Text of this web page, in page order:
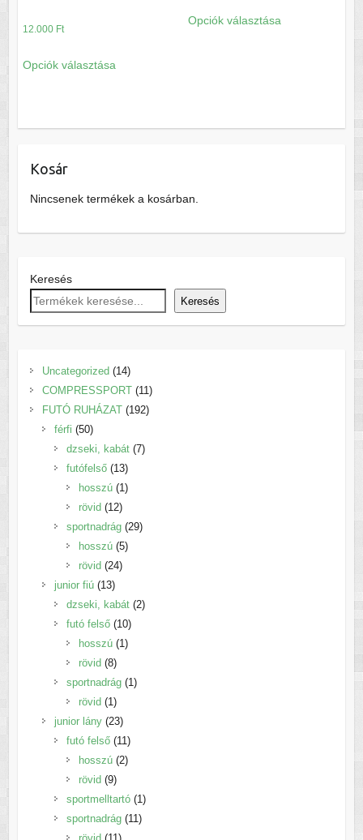
12.000 Ft
Opciók választása
a
variációja
Opciók választása
a
A
Kosár
Nincsenek termékek a kosárban.
Keresés
Keresés
Uncategorized 1414
termék
COMPRESSPORT 1111
termék
FUTÓ RUHÁZAT 192192
férfi 5050
termék
dzseki, kabát 77
futófelső 1313
termék
hosszú 11
rövid 1212
termék
sportnadrág 2929
hosszú 55
rövid 2424
junior fiú 1313
termék
dzseki, kabát 22
futó felső 1010
termék
hosszú 11
rövid 88
termék
sportnadrág 11
rövid 11
termék
junior lány 2323
termék
futó felső 1111
termék
hosszú 22
rövid 99
termék
sportmelltartó 11
termék
sportnadrág 1111
11